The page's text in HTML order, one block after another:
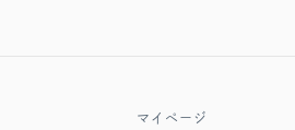
マイページ